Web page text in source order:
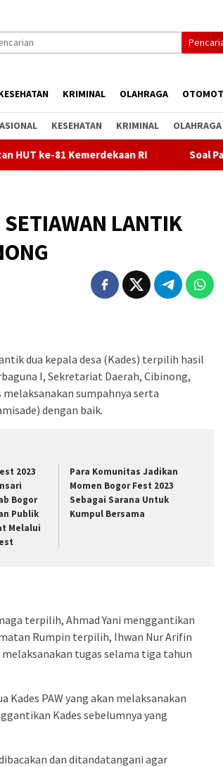
KRIMINAL OLAHRAGA
KESEHATAN KRIMINAL OLAHRAGA
RI Soal Parkir Mobil di
LANTIK
dua kepala desa (Kades) terpilih hasil
I, Sekretariat Daerah, Cibinong,
sumpahnya serta
dengan baik.
2023
Bogor
Publik
Melalui
Para Komunitas Jadikan
Momen Bogor Fest 2023
Sebagai Sarana Untuk
Kumpul Bersama
terpilih, Ahmad Yani menggantikan
Rumpin terpilih, Ihwan Nur Arifin
tugas selama tiga tahun
Kades PAW yang akan melaksanakan
Kades sebelumnya yang
dan ditandatangani agar